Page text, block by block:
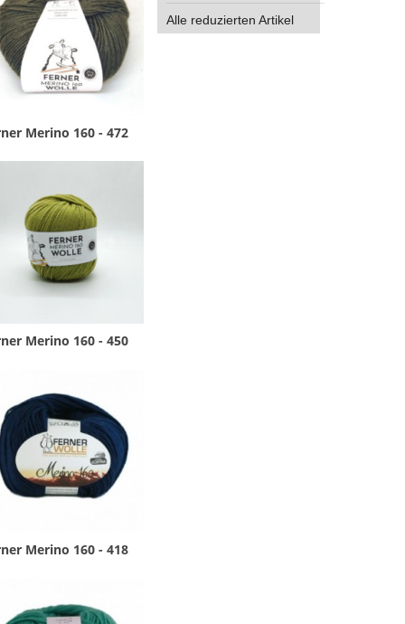
Merino 160 - 472
Merino 160 - 450
Merino 160 - 418
Alle reduzierten Artikel